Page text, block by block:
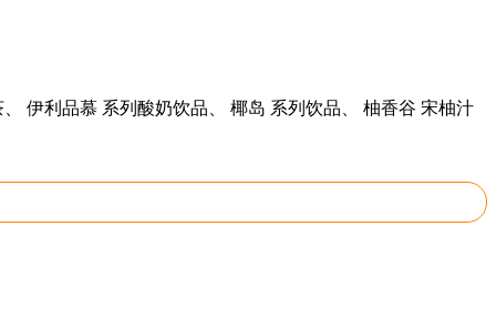
伊利品慕 系列酸奶饮品、 椰岛 系列饮品、 柚香谷 宋柚汁